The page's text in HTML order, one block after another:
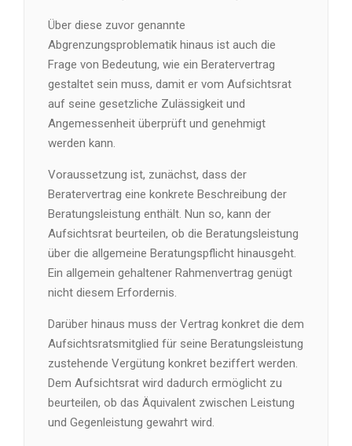
Über diese zuvor genannte
Abgrenzungsproblematik hinaus ist auch die
Frage von Bedeutung, wie ein Beratervertrag
gestaltet sein muss, damit er vom Aufsichtsrat
auf seine gesetzliche Zulässigkeit und
Angemessenheit überprüft und genehmigt
werden kann.
Voraussetzung ist, zunächst, dass der
Beratervertrag eine konkrete Beschreibung der
Beratungsleistung enthält. Nun so, kann der
Aufsichtsrat beurteilen, ob die Beratungsleistung
über die allgemeine Beratungspflicht hinausgeht.
Ein allgemein gehaltener Rahmenvertrag genügt
nicht diesem Erfordernis.
Darüber hinaus muss der Vertrag konkret die dem
Aufsichtsratsmitglied für seine Beratungsleistung
zustehende Vergütung konkret beziffert werden.
Dem Aufsichtsrat wird dadurch ermöglicht zu
beurteilen, ob das Äquivalent zwischen Leistung
und Gegenleistung gewahrt wird.